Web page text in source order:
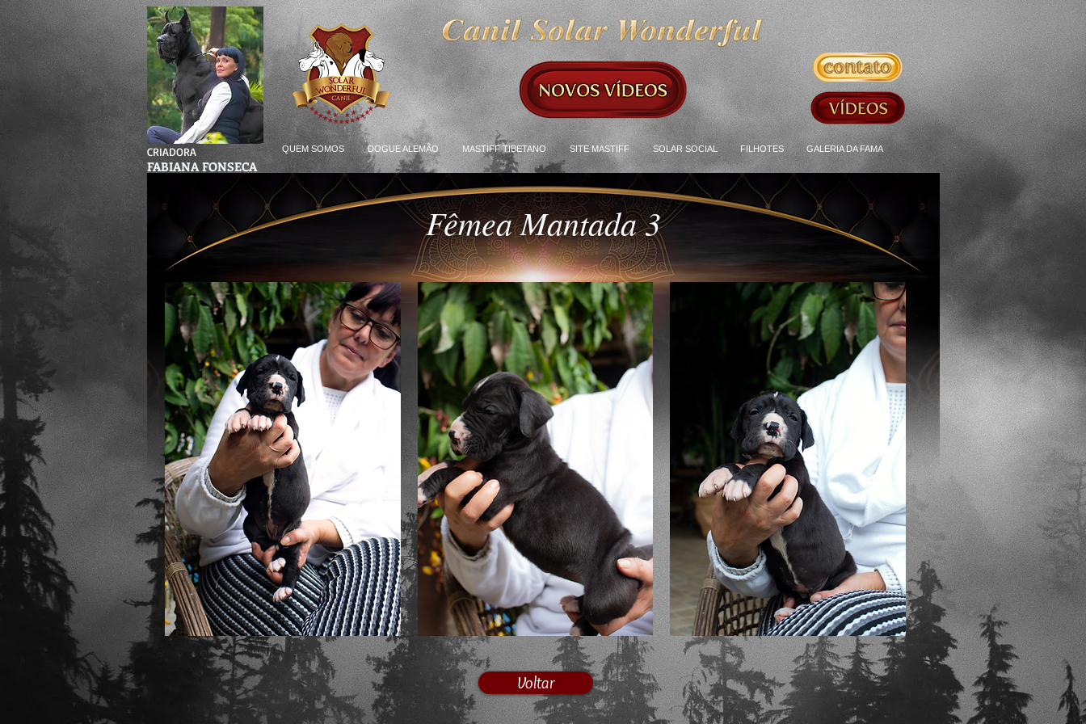
CRIADORA QUEM SOMOS DOGUE ALEMÃO MASTIFF TIBETANO SITE MASTIFF SOLAR SOCIAL FILHOTES GALERIA DA FAMA
FABIANA FONSECA
Fêmea Mantada 3
Voltar